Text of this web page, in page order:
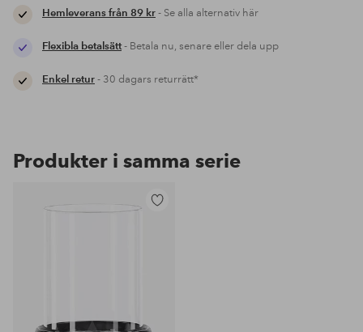
Hemleverans från 89 kr- Se alla alternativ här
Flexibla betalsätt- Betala nu, senare eller dela upp
Enkel retur- 30 dagars returrätt*
Produkter i samma serie